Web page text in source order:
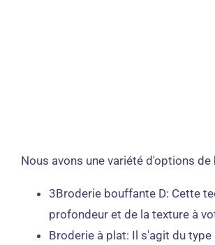
Nous avons une variété d'options
3Broderie bouffante D: Cette
profondeur et de la texture à
Broderie à plat: Il s'agit du